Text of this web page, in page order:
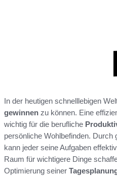
In der heutigen schnelllebigen
gewinnen zu können. Eine
wichtig für die berufliche
persönliche Wohlbefinden. Durch
kann jeder seine Aufgaben
Raum für wichtigere Dinge
Optimierung seiner